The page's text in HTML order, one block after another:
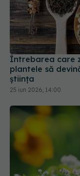
Întrebarea care
plantele să
știința
25 iun 2026, 14:00